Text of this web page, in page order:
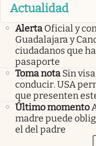
Actualidad
Alerta Oficial y
Guadalajara y
ciudadanos que
pasaporte
Toma nota Sin
conducir. USA
que presenten
Último momento
madre puede
el del padre